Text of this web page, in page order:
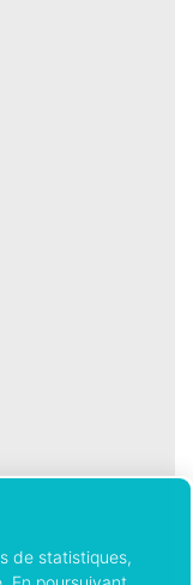
de statistiques,